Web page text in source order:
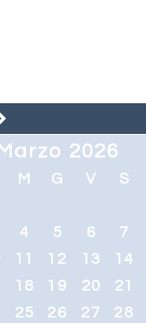
Marzo 2026
M G V S
4 5 6 7
11 12 13 14
18 19 20 21
25 26 27 28